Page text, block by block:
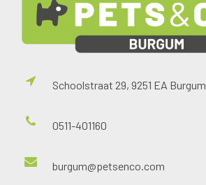
Schoolstraat 29, 9251 EA Burgum
0511-401160
burgum@petsenco.com